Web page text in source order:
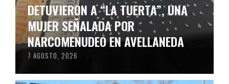
DETUVIERON A “LA TUERTA”, UNA
MUJER SEÑALADA POR
NARCOMENUDEO EN AVELLANEDA
7 AGOSTO, 2026